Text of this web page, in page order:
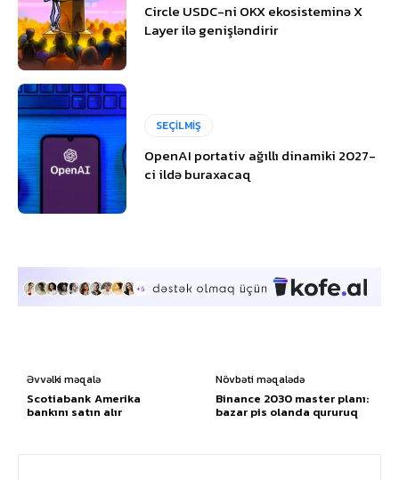
Circle USDC-ni OKX ekosisteminə X
Layer ilə genişləndirir
SEÇİLMİŞ
OpenAI portativ ağıllı dinamiki 2027-
ci ildə buraxacaq
Əvvəlki məqalə
Scotiabank Amerika
bankını satın alır
Növbəti məqalədə
Binance 2030 master planı:
bazar pis olanda qururuq